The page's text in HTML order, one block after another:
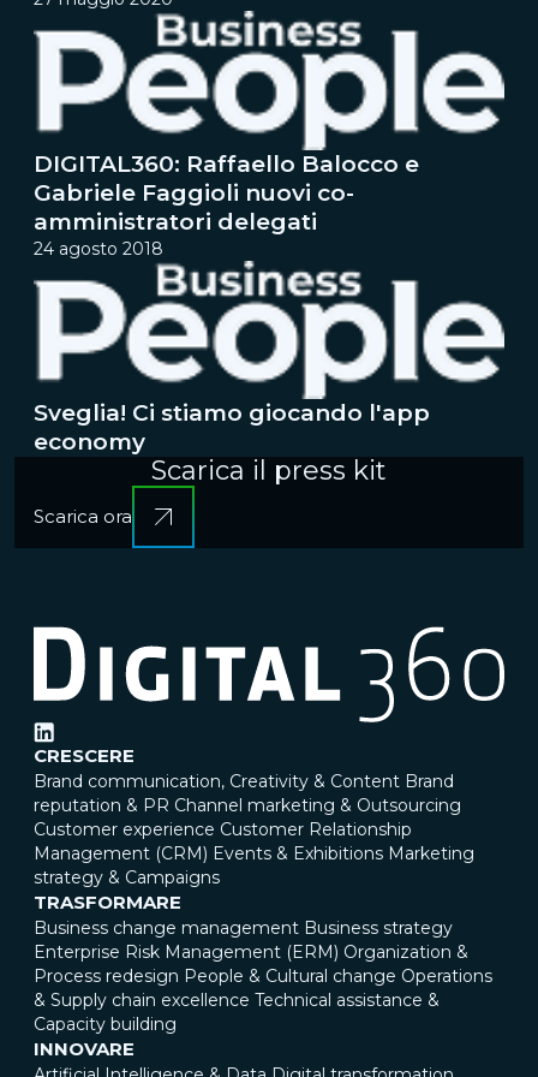
DIGITAL360: Raffaello Balocco e
Gabriele Faggioli nuovi co-
amministratori delegati
24 agosto 2018
Sveglia! Ci stiamo giocando l'app
economy
Scarica il press kit
Scarica ora
CRESCERE
Brand communication, Creativity & Content Brand
reputation & PR Channel marketing & Outsourcing
Customer experience Customer Relationship
Management (CRM) Events & Exhibitions Marketing
strategy & Campaigns
TRASFORMARE
Business change management Business strategy
Enterprise Risk Management (ERM) Organization &
Process redesign People & Cultural change Operations
& Supply chain excellence Technical assistance &
Capacity building
INNOVARE